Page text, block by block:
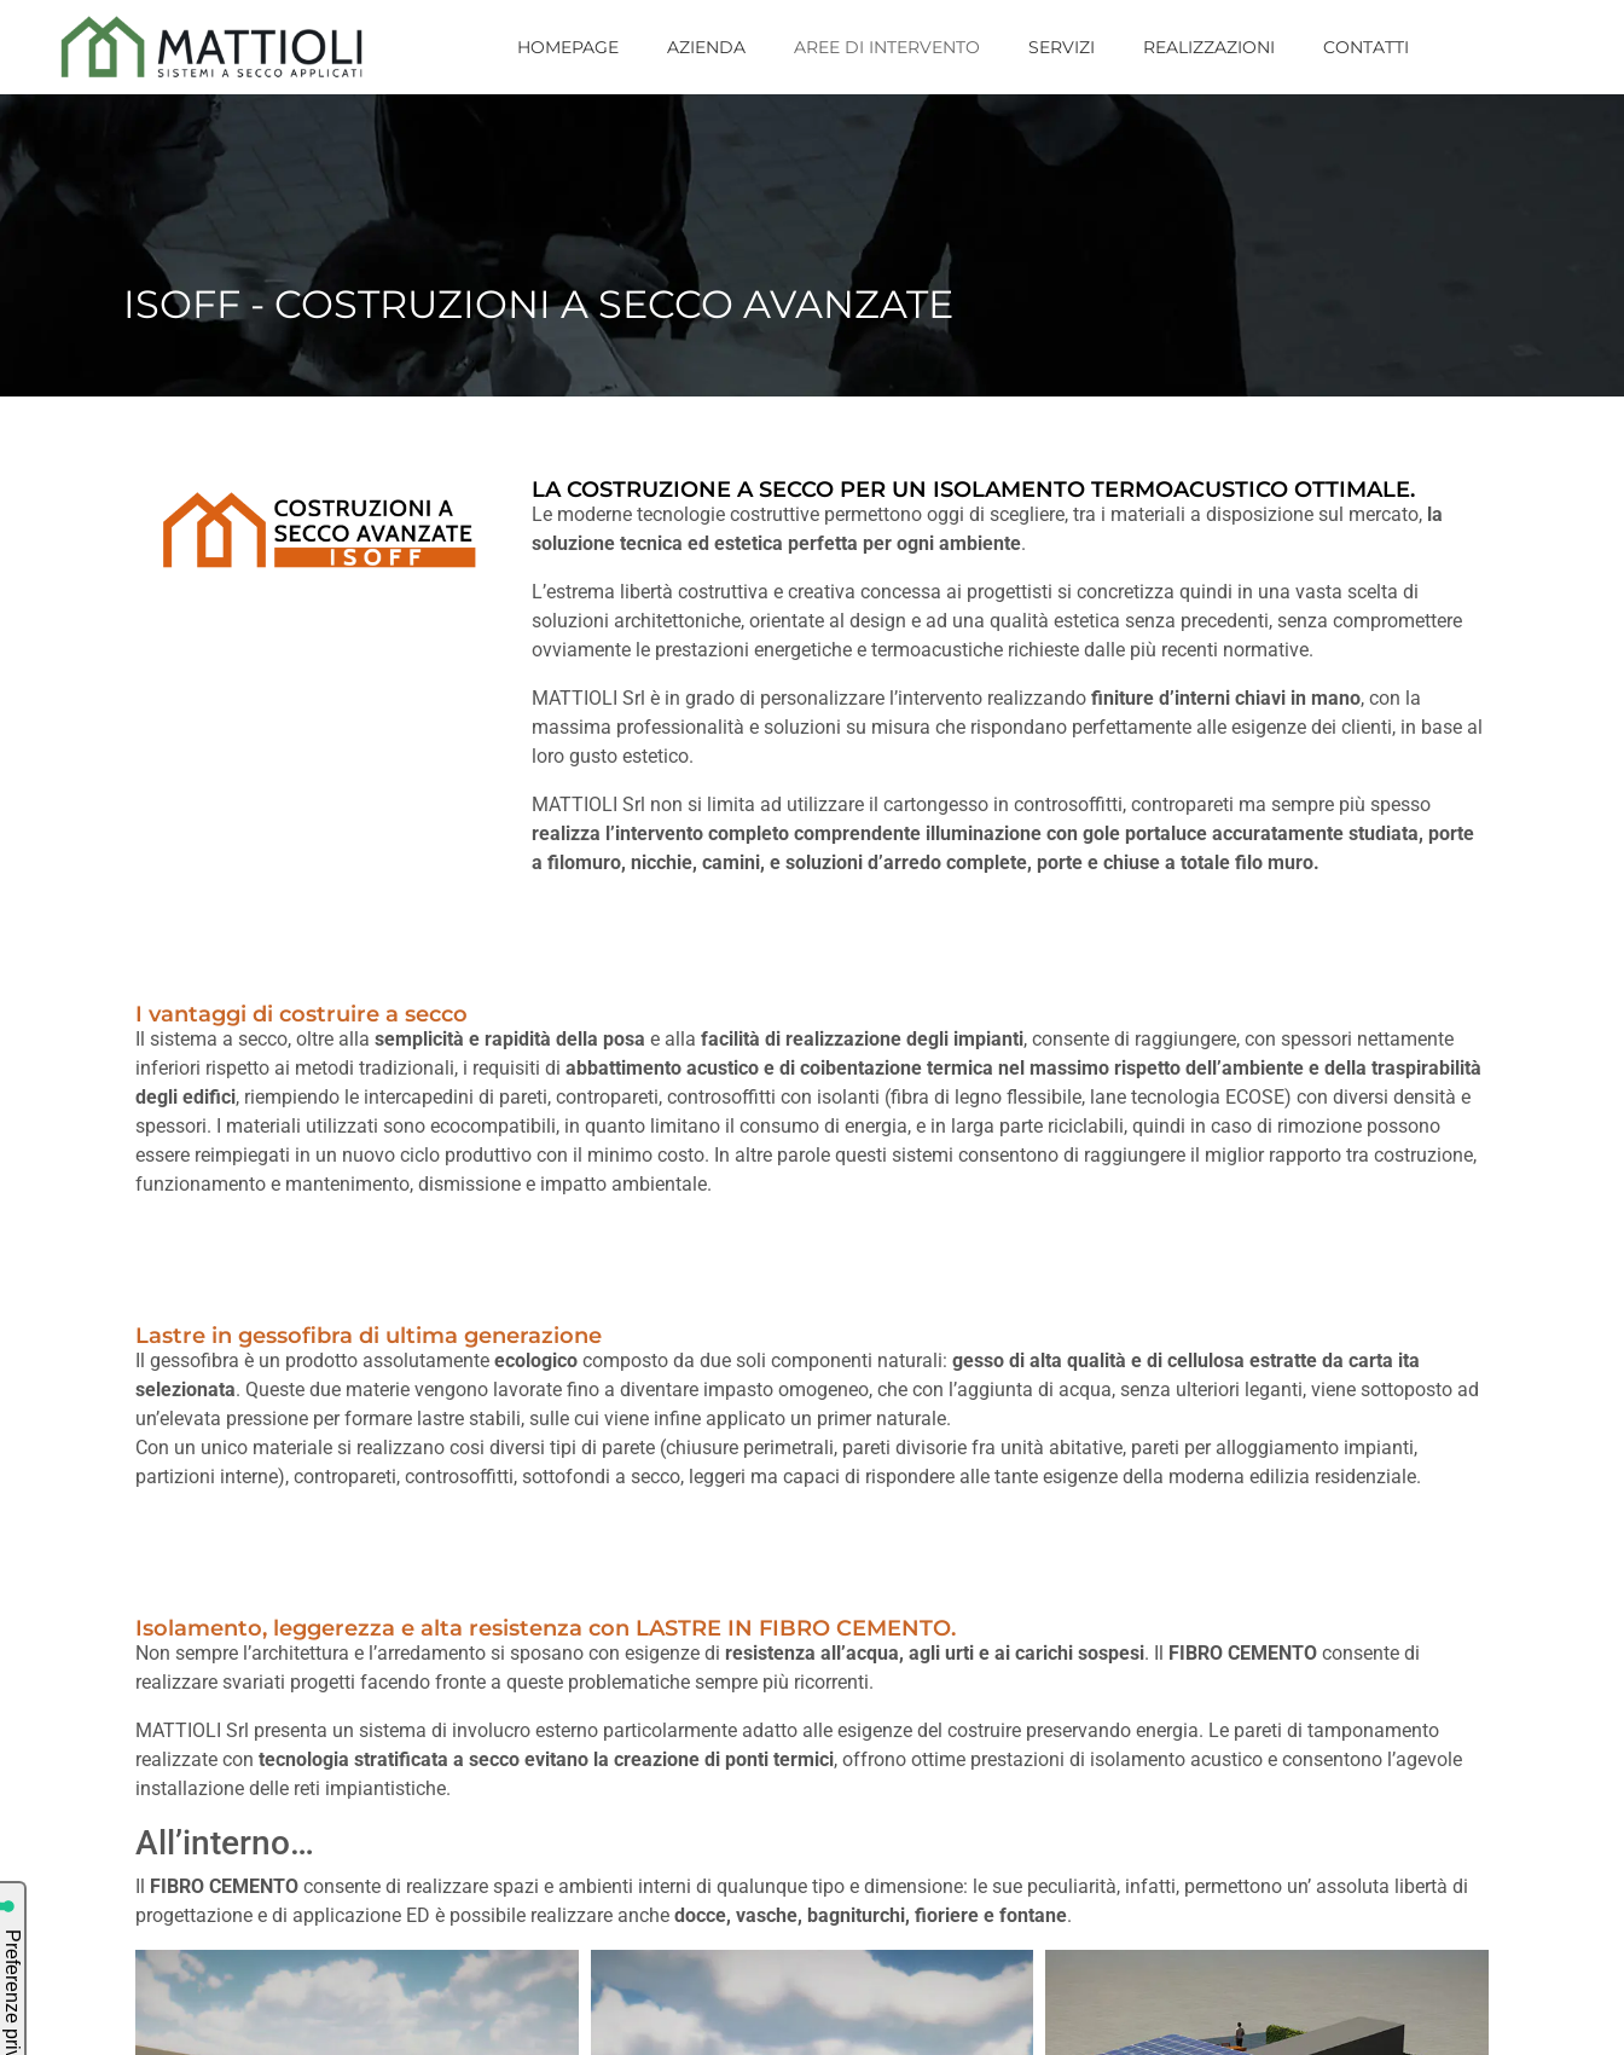
HOMEPAGE AZIENDA AREE DI INTERVENTO SERVIZI REALIZZAZIONI CONTATTI
ISOFF - COSTRUZIONI A SECCO AVANZATE
LA COSTRUZIONE A SECCO PER UN ISOLAMENTO TERMOACUSTICO OTTIMALE.
Le moderne tecnologie costruttive permettono oggi di scegliere, tra i materiali a disposizione sul mercato, la
soluzione tecnica ed estetica perfetta per ogni ambiente.
L’estrema libertà costruttiva e creativa concessa ai progettisti si concretizza quindi in una vasta scelta di
soluzioni architettoniche, orientate al design e ad una qualità estetica senza precedenti, senza compromettere
ovviamente le prestazioni energetiche e termoacustiche richieste dalle più recenti normative.
MATTIOLI Srl è in grado di personalizzare l’intervento realizzandofiniture d’interni chiavi in mano, con la
massima professionalità e soluzioni su misura che rispondano perfettamente alle esigenze dei clienti, in base al
loro gusto estetico.
MATTIOLI Srl non si limita ad utilizzare il cartongesso in controsoffitti, contropareti ma sempre più spesso
realizza l’intervento completo comprendente illuminazione con gole portaluce accuratamente studiata, porte
a filomuro, nicchie, camini, e soluzioni d’arredo complete, porte e chiuse a totale filo muro.
I vantaggi di costruire a secco
Il sistema a secco, oltre alla semplicità e rapidità della posa e alla facilità di realizzazione degli impianti, consente di raggiungere, con spessori nettamente
inferiori rispetto ai metodi tradizionali, i requisiti di abbattimento acustico e di coibentazione termica nel massimo rispetto dell’ambiente e della traspirabilità
degli edifici, riempiendo le intercapedini di pareti, contropareti, controsoffitti con isolanti (fibra di legno flessibile, lane tecnologia ECOSE) con diversi densità e
spessori. I materiali utilizzati sono ecocompatibili, in quanto limitano il consumo di energia, e in larga parte riciclabili, quindi in caso di rimozione possono
essere reimpiegati in un nuovo ciclo produttivo con il minimo costo. In altre parole questi sistemi consentono di raggiungere il miglior rapporto tra costruzione,
funzionamento e mantenimento, dismissione e impatto ambientale.
Lastre in gessofibra di ultima generazione
Il gessofibra è un prodotto assolutamente ecologico composto da due soli componenti naturali: gesso di alta qualità e di cellulosa estratte da carta ita
selezionata. Queste due materie vengono lavorate fino a diventare impasto omogeneo, che con l’aggiunta di acqua, senza ulteriori leganti, viene sottoposto ad
un’elevata pressione per formare lastre stabili, sulle cui viene infine applicato un primer naturale.
Con un unico materiale si realizzano cosi diversi tipi di parete (chiusure perimetrali, pareti divisorie fra unità abitative, pareti per alloggiamento impianti,
partizioni interne), contropareti, controsoffitti, sottofondi a secco, leggeri ma capaci di rispondere alle tante esigenze della moderna edilizia residenziale.
Isolamento, leggerezza e alta resistenza con LASTRE IN FIBRO CEMENTO.
Non sempre l’architettura e l’arredamento si sposano con esigenze di resistenza all’acqua, agli urti e ai carichi sospesi. Il FIBRO CEMENTO consente di
realizzare svariati progetti facendo fronte a queste problematiche sempre più ricorrenti.
MATTIOLI Srl presenta un sistema di involucro esterno particolarmente adatto alle esigenze del costruire preservando energia. Le pareti di tamponamento
realizzate con tecnologia stratificata a secco evitano la creazione di ponti termici, offrono ottime prestazioni di isolamento acustico e consentono l’agevole
installazione delle reti impiantistiche.
All’interno…
Il FIBRO CEMENTO consente di realizzare spazi e ambienti interni di qualunque tipo e dimensione: le sue peculiarità, infatti, permettono un’ assoIuta libertà di
progettazione e di applicazione ED è possibile realizzare anche docce, vasche, bagniturchi, fioriere e fontane.